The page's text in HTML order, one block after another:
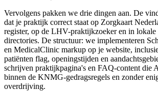
Vervolgens pakken we drie dingen aan. De
dat je praktijk correct staat op Zorgkaart
register, op de LHV-praktijkzoeker en in lokale
directories. De structuur: we implementeren
en MedicalClinic markup op je website,
patiënten flag, openingstijden en
schrijven praktijkpagina's en FAQ-content die
binnen de KNMG-gedragsregels en zonder
overdrijving.